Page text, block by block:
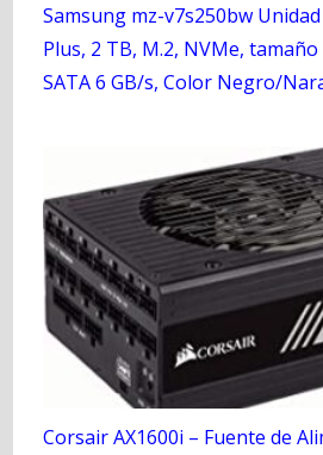
Samsung mz-v7s250bw Unidad
Plus, 2 TB, M.2, NVMe,
SATA 6 GB/s, Color Negro/
Corsair AX1600i – Fuente de